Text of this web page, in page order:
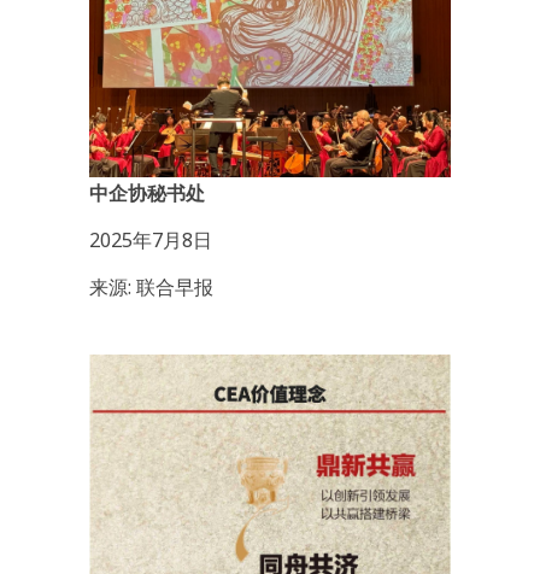
中企协秘书处
2025年7月8日
来源: 联合早报